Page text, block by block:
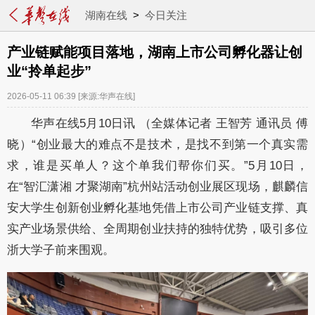
湖南在线> 今日关注
产业链赋能项目落地，湖南上市公司孵化器让创
业“拎单起步”
2026-05-11 06:39 [来源:华声在线]
华声在线5月10日讯 （全媒体记者 王智芳 通讯员 傅
晓）“创业最大的难点不是技术，是找不到第一个真实需
求，谁是买单人？这个单我们帮你们买。”5月10日，
在“智汇潇湘 才聚湖南”杭州站活动创业展区现场，麒麟信
安大学生创新创业孵化基地凭借上市公司产业链支撑、真
实产业场景供给、全周期创业扶持的独特优势，吸引多位
浙大学子前来围观。